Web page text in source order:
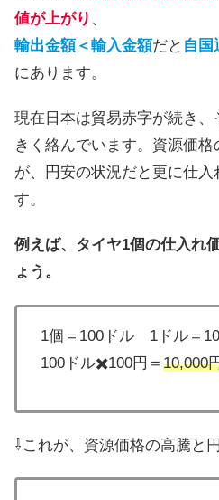
値が上がり 、
輸出金額＜輸入金額だと 自国
にあります。
現在日本は貿易赤字が続き
きく絡んでいます。資源価
が、円安の状況だと更に仕入
す。
例えば、タイヤ1個の仕入れ
ょう。
1個＝100ドル 1ドル＝
100ドル✖️100円＝ 10,000
⇩これが、資源価格の高騰と